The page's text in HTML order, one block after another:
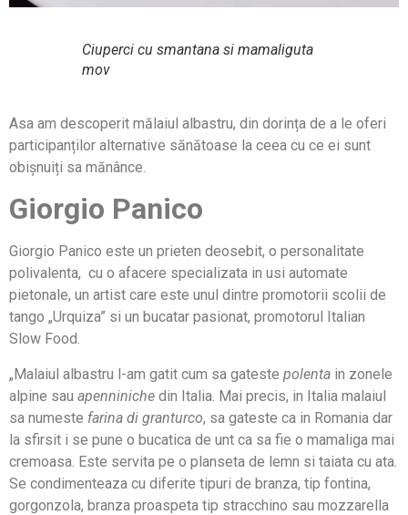
Ciuperci cu smantana si mamaliguta
mov
Asa am descoperit mălaiul albastru, din dorința de a le oferi
participanților alternative sănătoase la ceea cu ce ei sunt
obișnuiți sa mănânce.
Giorgio Panico
Giorgio Panico este un prieten deosebit, o personalitate
polivalenta, cu o afacere specializata in usi automate
pietonale, un artist care este unul dintre promotorii scolii de
tango „Urquiza” si un bucatar pasionat, promotorul Italian
Slow Food.
„Malaiul albastru l-am gatit cum sa gateste polenta in zonele
alpine sau apenniniche din Italia. Mai precis, in Italia malaiul
sa numeste farina di granturco, sa gateste ca in Romania dar
la sfirsit i se pune o bucatica de unt ca sa fie o mamaliga mai
cremoasa. Este servita pe o planseta de lemn si taiata cu ata.
Se condimenteaza cu diferite tipuri de branza, tip fontina,
gorgonzola, branza proaspeta tip stracchino sau mozzarella